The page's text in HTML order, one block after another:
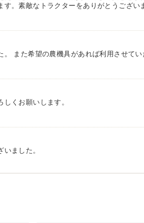
。素敵なトラクターをありがとうござい
また希望の農機具があれば利用させてい
くお願いします。
ました。
ります。 ありがとうございました。